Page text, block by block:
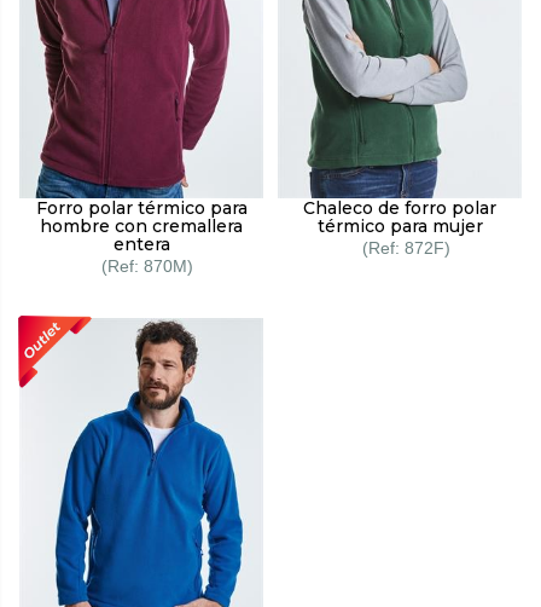
Forro polar térmico para
hombre con cremallera
entera
870M
Chaleco de forro polar
térmico para mujer
872F